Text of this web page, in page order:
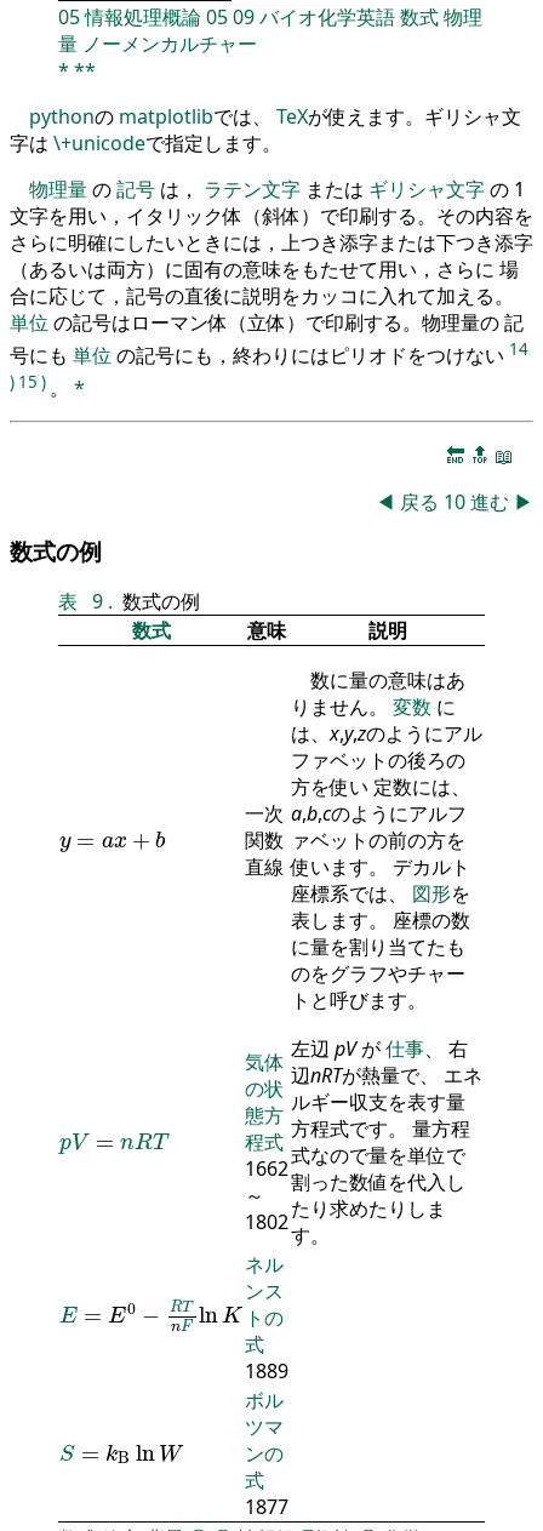
05情報処理概論0509バイオ化学英語数式物理
量 ノーメンカルチャー
* **
pythonの matplotlibでは、 TeXが使えます。ギリシャ文
字は \+unicodeで指定します。
物理量の記号 は， ラテン文字 または ギリシャ文字の 1
文字を用い，イタリック体（斜体）で印刷する。その内容を
さらに明確にしたいときには，上つき添字または下つき添字
（あるいは両方）に固有の意味をもたせて用い，さらに 場
合に応じて，記号の直後に説明をカッコに入れて加える。
単位 の記号はローマン体（立体）で印刷する。物理量の 記
号にも 単位 の記号にも，終わりにはピリオドをつけない 14
) 15 ) 。 *
🔚 🔝 📖
◀ 戻る 10進む ▶
数式の例
表 9 . 数式の例
数式
意味 説明
y = ax + b
y x+b
一次
関数
直線
数に量の意味はあ
りません。 変数 に
は、x,y,zのようにアル
ファベットの後ろの
方を使い 定数には、
a,b,cのようにアルフ
ァベットの前の方を
使います。 デカルト
座標系では、 図形を
表します。 座標の数
に量を割り当てたも
のをグラフやチャー
トと呼びます。
pV = nRT
pV= RT
気体
の状
態方
程式
1662
～
1802
左辺 pVが仕事、 右
辺nRTが熱量で、 エネ
ルギー収支を表す量
方程式です。 量方程
式なので量を単位で
割った数値を代入し
たり求めたりしま
す。
E = E0 − RT
nF lnK
E= 0-RT FlnK
ネル
ンス
トの
式
1889
S = kB ln W
S= Bln W
ボル
ツマ
ンの
式
1877